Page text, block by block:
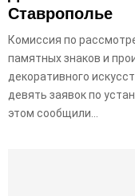
Ставрополье
Комиссия по
памятных знаков и
декоративного
девять заявок по
этом сообщили...